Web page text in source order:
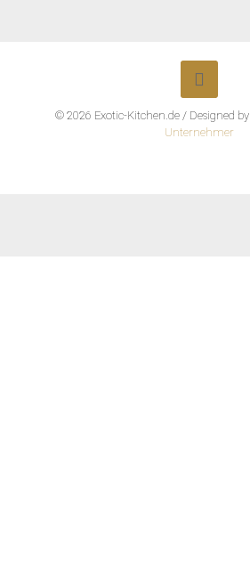
© 2026 Exotic-Kitchen.de / Designed by
Unternehmer